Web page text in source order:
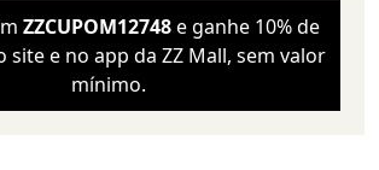
ZZCUPOM12748e ganhe 10% de
site e no app da ZZ Mall, sem valor
mínimo.